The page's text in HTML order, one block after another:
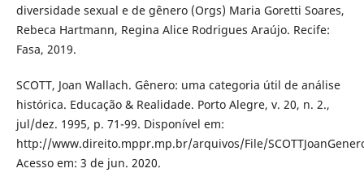
diversidade sexual e de gênero (Orgs) Maria Goretti Soares,
Rebeca Hartmann, Regina Alice Rodrigues Araújo. Recife:
Fasa, 2019.
SCOTT, Joan Wallach. Gênero: uma categoria útil de análise
histórica. Educação & Realidade. Porto Alegre, v. 20, n. 2.,
jul/dez. 1995, p. 71-99. Disponível em:
http://www.direito.mppr.mp.br/arquivos/File/
Acesso em: 3 de jun. 2020.